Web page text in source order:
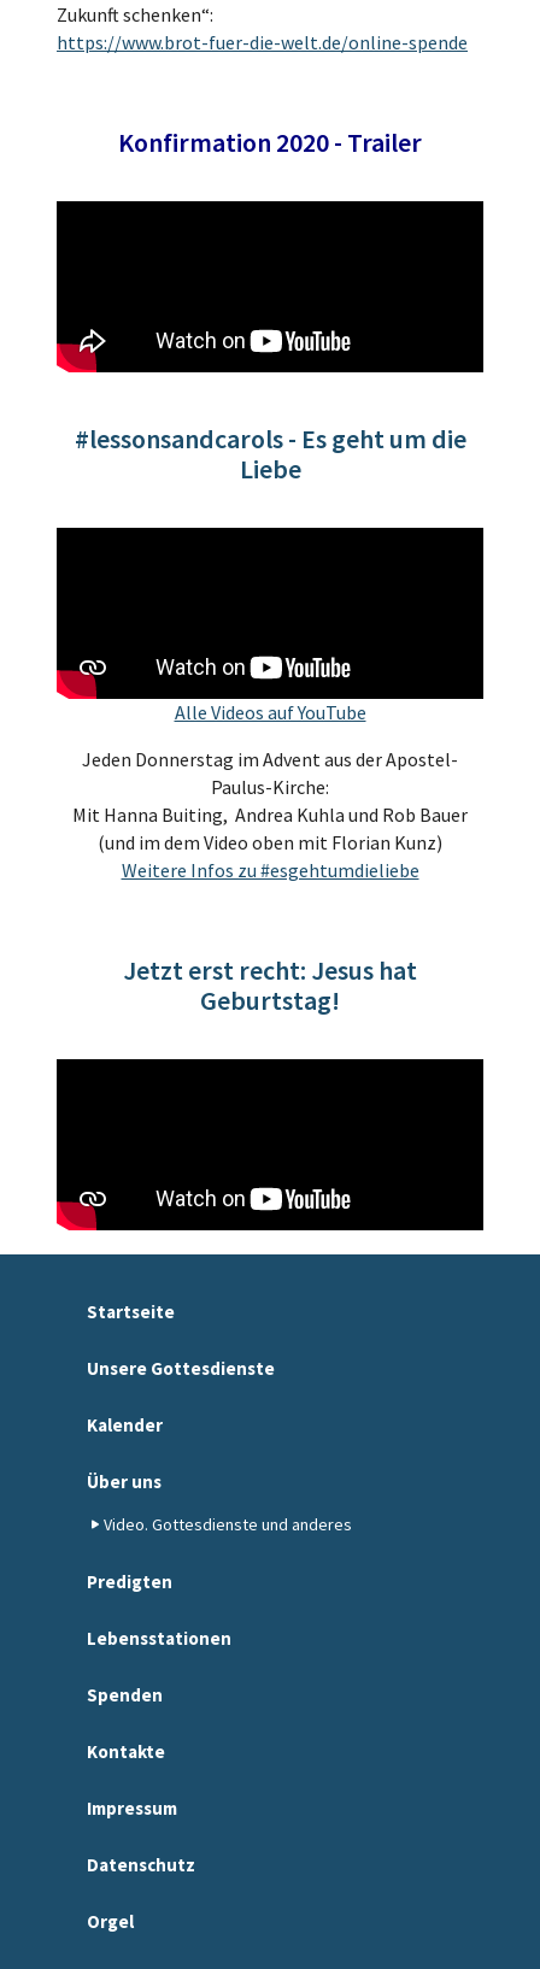
Zukunft schenken“:
https://www.brot-fuer-die-welt.de/online-spende
Konfirmation 2020 - Trailer
#lessonsandcarols - Es geht um die
Liebe
Alle Videos auf YouTube
Jeden Donnerstag im Advent aus der Apostel-
Paulus-Kirche:
Mit Hanna Buiting, Andrea Kuhla und Rob Bauer
(und im dem Video oben mit Florian Kunz)
Weitere Infos zu #esgehtumdieliebe
Jetzt erst recht: Jesus hat
Geburtstag!
Startseite
Unsere Gottesdienste
Kalender
Über uns
Video. Gottesdienste und anderes
Predigten
Lebensstationen
Spenden
Kontakte
Impressum
Datenschutz
Orgel